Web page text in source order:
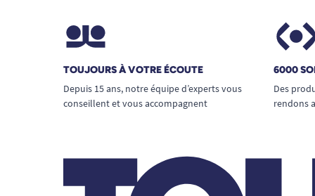
TOUJOURS À VOTRE ÉCOUTE
Depuis 15 ans, notre équipe d’experts vous
conseillent et vous accompagnent
6000
Des
rendons